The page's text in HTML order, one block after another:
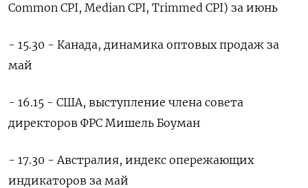
Common CPI, Median CPI, Trimmed CPI) за июнь
- 15.30 - Канада, динамика оптовых продаж за
май
- 16.15 - США, выступление члена совета
директоров ФРС Мишель Боуман
- 17.30 - Австралия, индекс опережающих
индикаторов за май